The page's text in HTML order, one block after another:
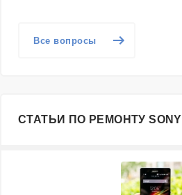
Все вопросы
СТАТЬИ ПО РЕМОНТУ SONY